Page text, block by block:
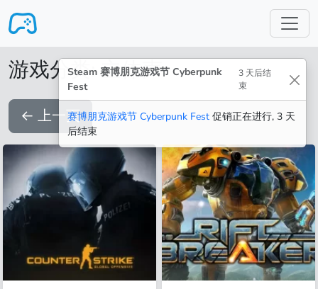
Steam 赛博朋克游戏节 Cyberpunk
Fest
3 天后结
束
赛博朋克游戏节 Cyberpunk Fest 促销正在进行, 3 天
后结束
游戏分类: 立体声
← 上一页